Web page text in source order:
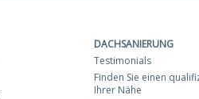
DACHSANIERUNG
Testimonials
Finden Sie einen
Ihrer Nähe